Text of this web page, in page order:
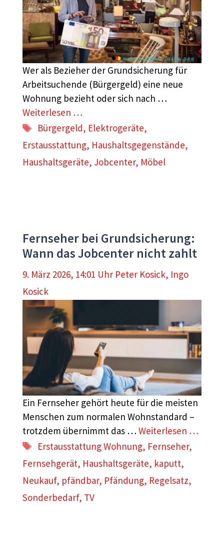
Wer als Bezieher der Grundsicherung für
Arbeitsuchende (Bürgergeld) eine neue
Wohnung bezieht oder sich nach …
Weiterlesen …
Schlagwörter
Bürgergeld, Elektrogeräte,
Erstausstattung, Haushaltsgegenstände,
Haushaltsgeräte, Jobcenter, Möbel
Fernseher bei Grundsicherung:
Wann das Jobcenter nicht zahlt
9. März 2026, 14:01 Uhr Peter Kosick, Ingo
Kosick
Ein Fernseher gehört heute für die meisten
Menschen zum normalen Wohnstandard –
trotzdem übernimmt das … Weiterlesen …
Schlagwörter
Erstausstattung Wohnung, Fernseher,
Fernsehgerät, Haushaltsgeräte, kaputt,
Neukauf, pfändbar, Pfändung, Regelsatz,
Sonderbedarf, TV